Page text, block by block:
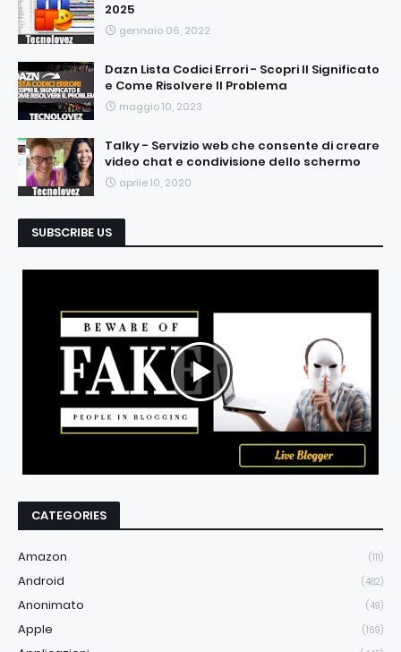
2025
gennaio 06, 2022
Dazn Lista Codici Errori - Scopri Il Significato
e Come Risolvere Il Problema
maggio 10, 2023
Talky - Servizio web che consente di creare
video chat e condivisione dello schermo
aprile 10, 2020
SUBSCRIBE US
CATEGORIES
Amazon (111)
Android (482)
Anonimato (49)
Apple (169)